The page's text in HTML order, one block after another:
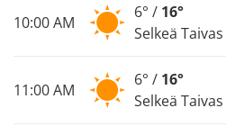
10:00 AM
6° / 16°
Selkeä Taivas
11:00 AM
6° / 16°
Selkeä Taivas